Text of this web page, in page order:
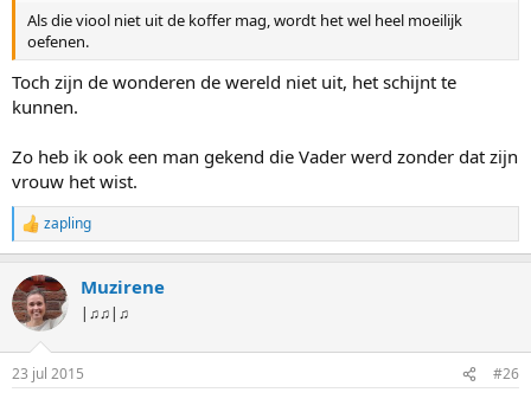
Als die viool niet uit de koffer mag, wordt het wel heel moeilijk
oefenen.
Toch zijn de wonderen de wereld niet uit, het schijnt te
kunnen.
Zo heb ik ook een man gekend die Vader werd zonder dat zijn
vrouw het wist.
W
a
r
d
e
n
zapling
Muzirene
|♫♫|♫
23 jul 2015 #26